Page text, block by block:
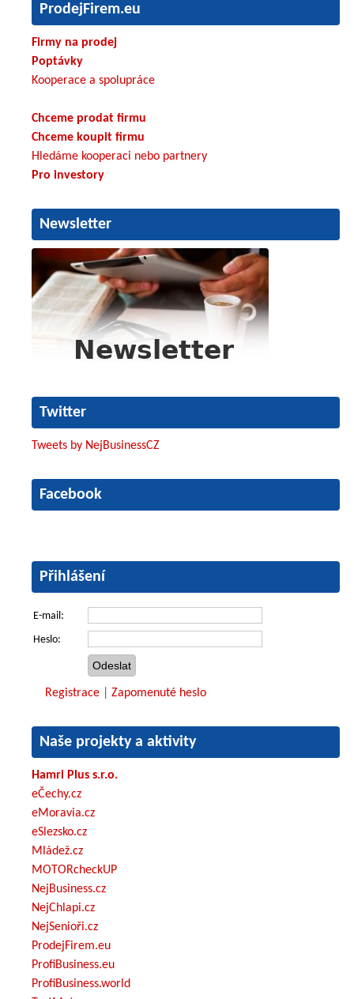
ProdejFirem.eu
Firmy na prodej
Poptávky
Kooperace a spolupráce
Chceme prodat firmu
Chceme koupit firmu
Hledáme kooperaci nebo partnery
Pro investory
Newsletter
Twitter
Tweets by NejBusinessCZ
Facebook
Přihlášení
E-mail:
Heslo:
Registrace Zapomenuté heslo
Naše projekty a aktivity
Hamri Plus s.r.o.
eČechy.cz
eMoravia.cz
eSlezsko.cz
Mládež.cz
MOTORcheckUP
NejBusiness.cz
NejChlapi.cz
NejSenioři.cz
ProdejFirem.eu
ProfiBusiness.eu
ProfiBusiness.world